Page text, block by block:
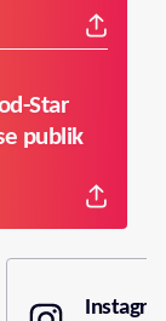
Star
publik